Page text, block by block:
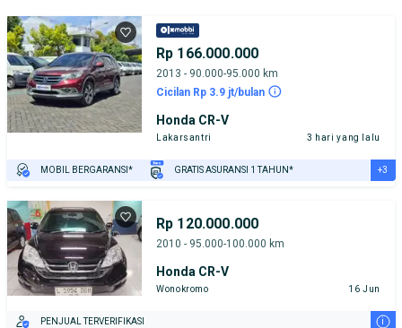
Rp 166.000.000
2013 - 90.000-95.000 km
Cicilan Rp 3.9 jt/bulan
Honda CR-V
Lakarsantri 3 hari yang lalu
MOBIL BERGARANSI* GRATIS ASURANSI 1 TAHUN*
PENJUAL TERVERIFIKASI
+3
Rp 120.000.000
2010 - 95.000-100.000 km
Honda CR-V
Wonokromo 16 Jun
PENJUAL TERVERIFIKASI i